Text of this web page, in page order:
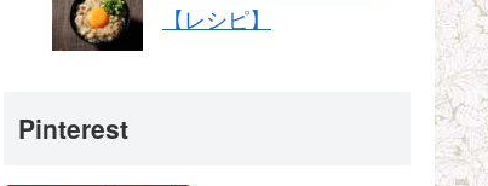
【レシピ】
Pinterest